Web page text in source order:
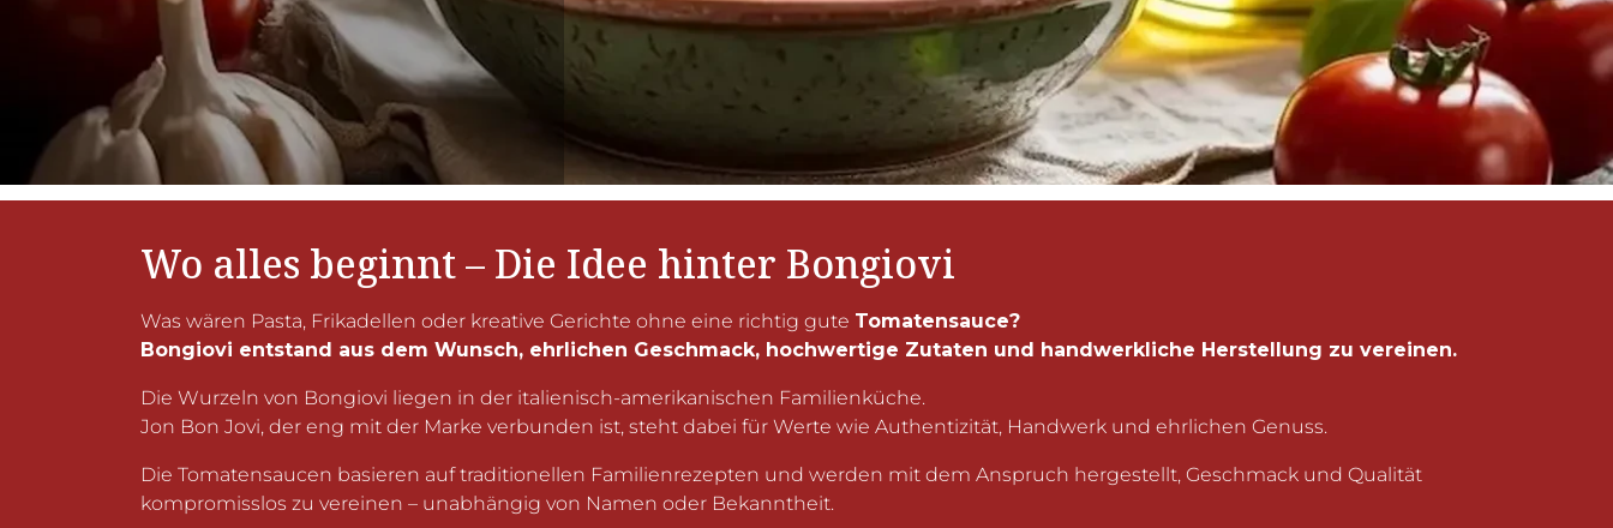
Wo alles beginnt – Die Idee hinter Bongiovi
Was wären Pasta, Frikadellen oder kreative Gerichte ohne eine richtig gute Tomatensauce?
Bongiovi entstand aus dem Wunsch, ehrlichen Geschmack, hochwertige Zutaten und handwerkliche Herstellung zu vereinen.
Die Wurzeln von Bongiovi liegen in der italienisch-amerikanischen Familienküche.
Jon Bon Jovi, der eng mit der Marke verbunden ist, steht dabei für Werte wie Authentizität, Handwerk und ehrlichen Genuss.
Die Tomatensaucen basieren auf traditionellen Familienrezepten und werden mit dem Anspruch hergestellt, Geschmack und Qualität
kompromisslos zu vereinen – unabhängig von Namen oder Bekanntheit.